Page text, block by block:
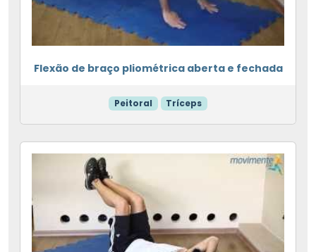
Flexão de braço pliométrica aberta e fechada
Peitoral Tríceps